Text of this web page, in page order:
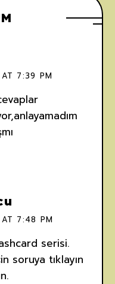
7:39 PM
7:48 PM
serisi.
soruya tıklayın